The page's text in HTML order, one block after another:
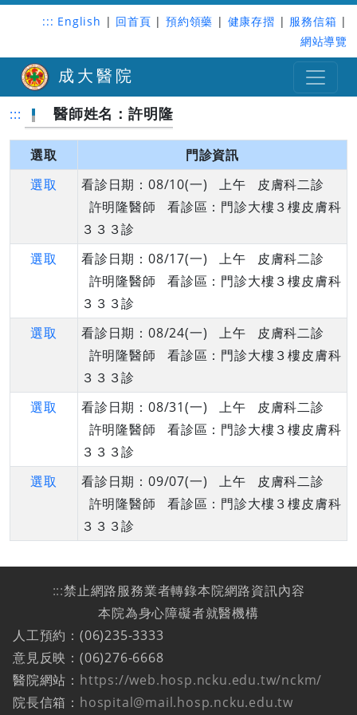
::: English | 回首頁 | 預約領藥 | 健康存摺 | 服務信箱 |
網站導覽
成大醫院
::: 醫師姓名：許明隆
選取
門診資訊
選取
看診日期：08/10(一) 上午 皮膚科二診
許明隆醫師 看診區：門診大樓３樓皮膚科
３３３診
選取
看診日期：08/17(一) 上午 皮膚科二診
許明隆醫師 看診區：門診大樓３樓皮膚科
３３３診
選取
看診日期：08/24(一) 上午 皮膚科二診
許明隆醫師 看診區：門診大樓３樓皮膚科
３３３診
選取
看診日期：08/31(一) 上午 皮膚科二診
許明隆醫師 看診區：門診大樓３樓皮膚科
３３３診
選取
看診日期：09/07(一) 上午 皮膚科二診
許明隆醫師 看診區：門診大樓３樓皮膚科
３３３診
:::禁止網路服務業者轉錄本院網路資訊內容
本院為身心障礙者就醫機構
人工預約：(06)235-3333
意見反映：(06)276-6668
醫院網站： https://web.hosp.ncku.edu.tw/nckm/
院長信箱： hospital@mail.hosp.ncku.edu.tw